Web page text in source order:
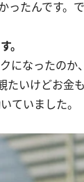
たんです。
。
なったのか
いけどお金
ていました。